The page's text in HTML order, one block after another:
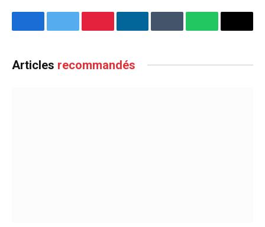
FacebookTwitterPinterestLinkedInTumblrWhatsApp
Email
Articles recommandés